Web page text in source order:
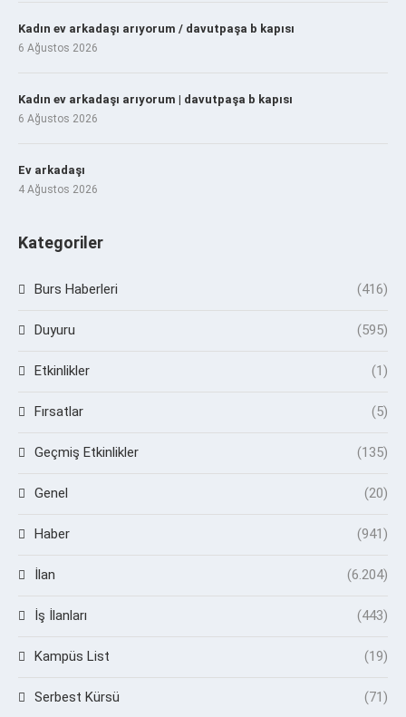
Kadın ev arkadaşı arıyorum / davutpaşa b kapısı
6 Ağustos 2026
Kadın ev arkadaşı arıyorum | davutpaşa b kapısı
6 Ağustos 2026
Ev arkadaşı
4 Ağustos 2026
Kategoriler
Burs Haberleri (416)
Duyuru (595)
Etkinlikler (1)
Fırsatlar (5)
Geçmiş Etkinlikler (135)
Genel (20)
Haber (941)
İlan (6.204)
İş İlanları (443)
Kampüs List (19)
Serbest Kürsü (71)